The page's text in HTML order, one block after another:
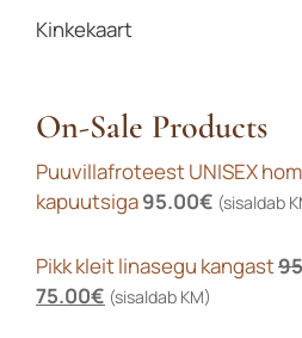
Kinkekaart
On-Sale Products
Puuvillafroteest UNISEX
kapuutsiga95.00€ (sisaldab
Pikk kleit linasegu kangast
Algne
75.00€ Praegune
(sisaldab KM)